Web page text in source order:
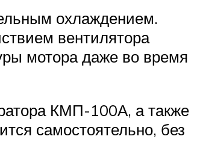
охлаждением.
вентилятора
мотора даже во время
КМП-100А, а также
самостоятельно, без